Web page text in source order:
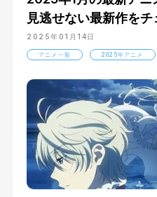
関係ねえ！ 俺は最強の
ぜ！！」【公式サイト他
見逃せない最新作をチ
2025年01月14日
アニメ一覧 2025年アニメ